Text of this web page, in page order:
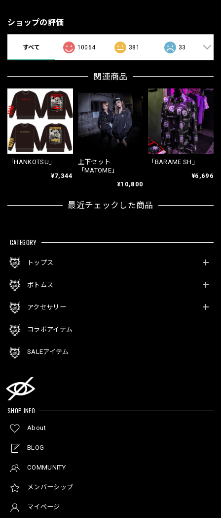
ショップの評価
すべて 10064 381 33
関連商品
「HANKOTSU」
¥7,344
上下セット
「MATOME」
¥10,800
「BARAME SH」
¥6,696
最近チェックした商品
CATEGORY
トップス
ボトムス
アクセサリー
コラボアイテム
SALEアイテム
SHOP INFO
About
BLOG
COMMUNITY
メンバーシップ
マイページ